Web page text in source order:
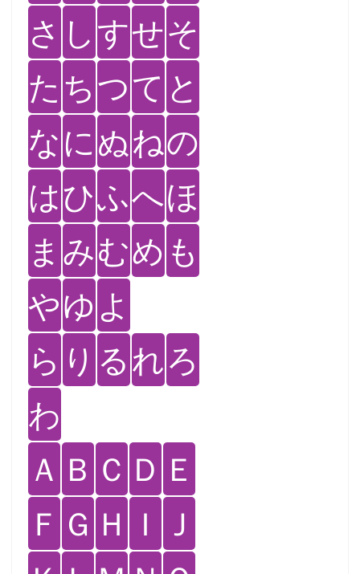
さ しすせそ
た ちつて と
なにぬねの
はひふへほ
ま みむめ も
やゆ よ
ら り るれろ
わ
Ａ Ｂ Ｃ Ｄ Ｅ
Ｆ Ｇ Ｈ Ｉ Ｊ